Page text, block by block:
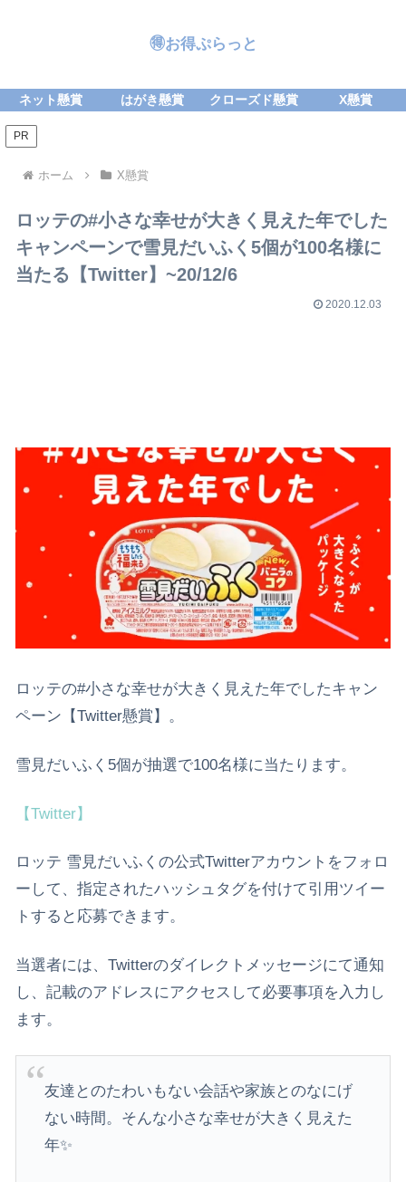
🉐お得ぷらっと
ネット懸賞 はがき懸賞 クローズド懸賞 X懸賞
PR
ホーム X懸賞
ロッテの#小さな幸せが大きく見えた年でした
キャンペーンで雪見だいふく5個が100名様に
当たる【Twitter】~20/12/6
2020.12.03
ロッテの#小さな幸せが大きく見えた年でしたキャン
ペーン【Twitter懸賞】。
雪見だいふく5個が抽選で100名様に当たります。
【Twitter】
ロッテ 雪見だいふくの公式Twitterアカウントをフォロ
ーして、指定されたハッシュタグを付けて引用ツイー
トすると応募できます。
当選者には、Twitterのダイレクトメッセージにて通知
し、記載のアドレスにアクセスして必要事項を入力し
ます。
友達とのたわいもない会話や家族とのなにげ
ない時間。そんな小さな幸せが大きく見えた
年✨